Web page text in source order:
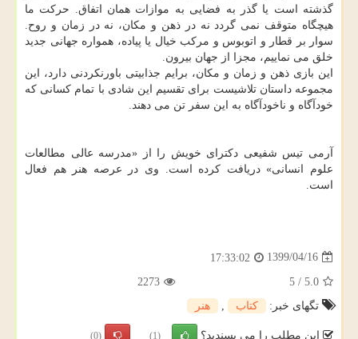
گذشته است یا گذر به فضایی به موازات همان اتفاق. حرکت ما
هیچگاه متوقف نمی گردد نه در ذهن و مکان، نه در زمان و روح.
سوار بر قطار و اتوبوس و مرکب خیال یا پیاده، همواره جهانی جدید
خلق می نماییم، مجزا از جهان بیرون.
این بازی ذهن و زمان و مکان، برایم جذابیتی باورنکردنی دارد، این
مجموعه داستان تلاشیست برای تقسیم این شادی با تمام کسانی که
خودآگاه و ناخودآگاه به این سفر تن می دهند.
آرمی تیس شفیعی دکترای خویش را از «مدرسه عالی مطالعات
علوم انسانی» دریافت کرده است. وی در عرصه هنر هم فعال
است.
1399/04/16
17:33:02
5.0
/
5
2273
تگهای خبر:
كتاب هنر
این مطلب را می پسندید؟ (1)
(0)